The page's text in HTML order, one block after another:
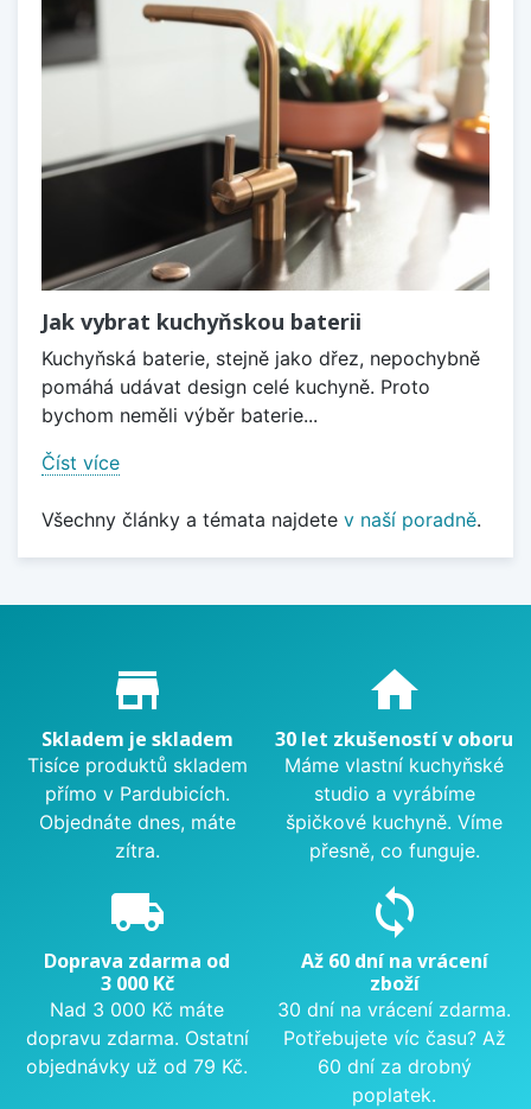
Jak vybrat kuchyňskou baterii
Kuchyňská baterie, stejně jako dřez, nepochybně
pomáhá udávat design celé kuchyně. Proto
bychom neměli výběr baterie...
Číst více
Všechny články a témata najdete v naší poradně.
Proč nakupovat u nás?
store_mall_directory
Skladem je skladem
Tisíce produktů skladem
přímo v Pardubicích.
Objednáte dnes, máte
zítra.
home
30 let zkušeností v oboru
Máme vlastní kuchyňské
studio a vyrábíme
špičkové kuchyně. Víme
přesně, co funguje.
local_shipping
Doprava zdarma od
3 000 Kč
Nad 3 000 Kč máte
dopravu zdarma. Ostatní
objednávky už od 79 Kč.
sync
Až 60 dní na vrácení
zboží
30 dní na vrácení zdarma.
Potřebujete víc času? Až
60 dní za drobný
poplatek.